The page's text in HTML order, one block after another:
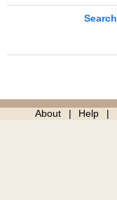
About Help